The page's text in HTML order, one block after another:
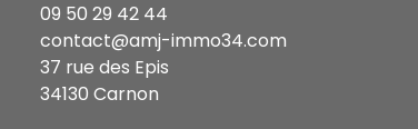
09 50 29 42 44
contact@amj-immo34.com
37 rue des Epis
34130 Carnon